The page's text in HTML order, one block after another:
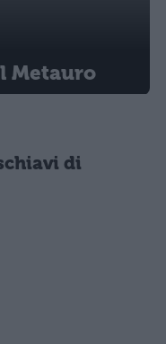
Metauro
di